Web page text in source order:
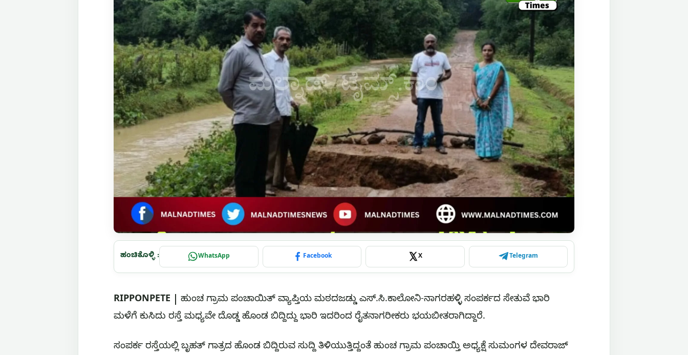
ಹಂಚಿಕೊಳ್ಳಿ : WhatsApp Facebook X Telegram
RIPPONPETE |
ಹುಂಚ ಗ್ರಾಮ ಪಂಚಾಯಿತ್ ವ್ಯಾಪ್ತಿಯ ಮಠದಜಡ್ಡು ಎಸ್.ಸಿ.ಕಾಲೋನಿ-ನಾಗರಹಳ್ಳಿ ಸಂಪರ್ಕದ ಸೇತುವೆ ಭಾರಿ
ಮಳೆಗೆ ಕುಸಿದು ರಸ್ತೆ ಮಧ್ಯವೇ ದೊಡ್ಡ ಹೊಂಡ ಬಿದ್ದಿದ್ದು ಭಾರಿ ಇದರಿಂದ ರೈತನಾಗರೀಕರು ಭಯಬೀತರಾಗಿದ್ದಾರೆ.
ಸಂಪರ್ಕ ರಸ್ತೆಯಲ್ಲಿ ಬೃಹತ್ ಗಾತ್ರದ ಹೊಂಡ ಬಿದ್ದಿರುವ ಸುದ್ದಿ ತಿಳಿಯುತ್ತಿದ್ದಂತೆ ಹುಂಚ ಗ್ರಾಮ ಪಂಚಾಯ್ತಿ ಅಧ್ಯಕ್ಷೆ ಸುಮಂಗಳ ದೇವರಾಜ್